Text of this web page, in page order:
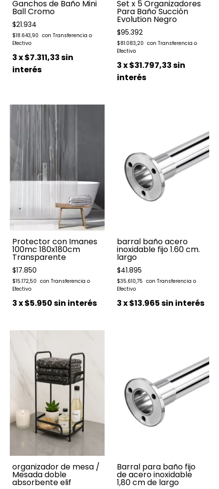
Ganchos de Baño Mini
Ball Cromo
$21.934
$18.643,90
3x$7.311,33sin
interés
Set x 5 Organizadores
Para Baño Succión
Evolution Negro
$95.392
$81.083,20
3x$31.797,33sin
interés
Protector con Imanes
100mc 180x180cm
Transparente
$17.850
$15.172,50
3x$5.950sin interés
barral baño acero
inoxidable fijo 1.60 cm.
largo
$41.895
$35.610,75
3x$13.965sin interés
organizador de mesa /
Mesada doble
absorbente elif
Barral para baño fijo
de acero inoxidable
1,80 cm de largo